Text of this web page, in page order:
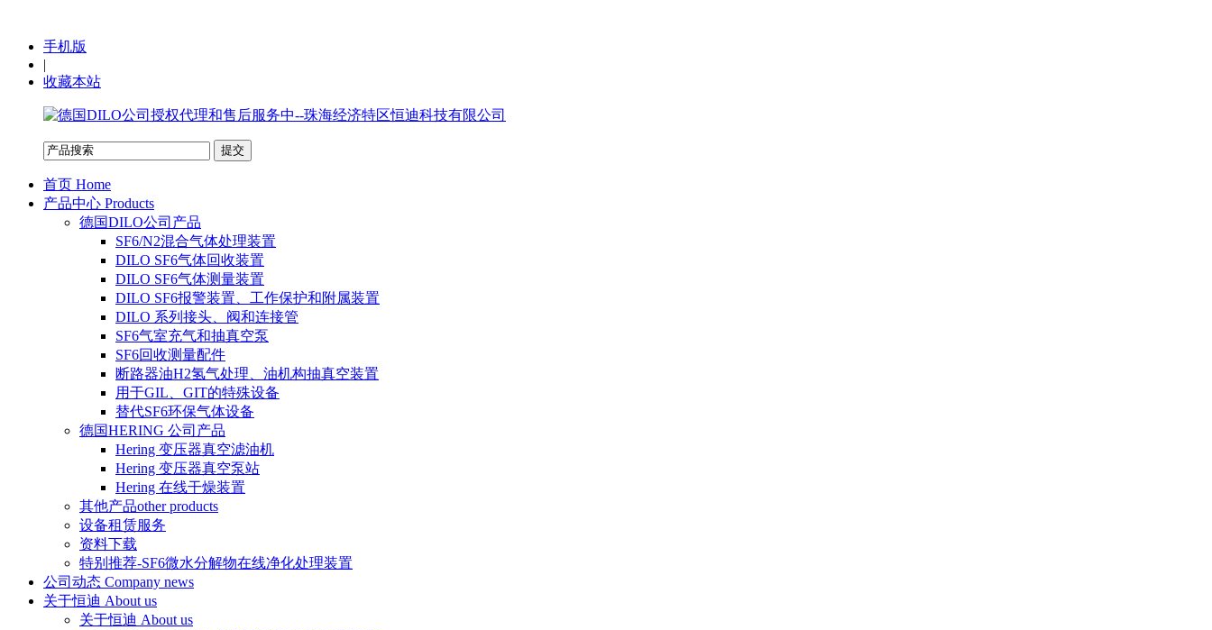
手机版
|
收藏本站
首页 Home
产品中心 Products
德国DILO公司产品
SF6/N2混合气体处理装置
DILO SF6气体回收装置
DILO SF6气体测量装置
DILO SF6报警装置、工作保护和附属装置
DILO 系列接头、阀和连接管
SF6气室充气和抽真空泵
SF6回收测量配件
断路器油H2氢气处理、油机构抽真空装置
用于GIL、GIT的特殊设备
替代SF6环保气体设备
德国HERING 公司产品
Hering 变压器真空滤油机
Hering 变压器真空泵站
Hering 在线干燥装置
其他产品other products
设备租赁服务
资料下载
特别推荐-SF6微水分解物在线净化处理装置
公司动态 Company news
关于恒迪 About us
关于恒迪 About us